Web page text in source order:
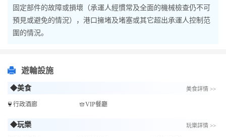
固定部件的故障或損壞（承運人經慣常及全面的機械檢查仍不可
預見或避免的情況），港口擁堵及堵塞或其它超出承運人控制范
圍的情況。
遊輪設施
◆美食 美食詳情 >>
行政酒廊 VIP餐廳
◆玩樂 玩樂詳情 >>